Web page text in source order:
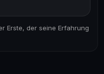
Erste, der seine Erfahrung